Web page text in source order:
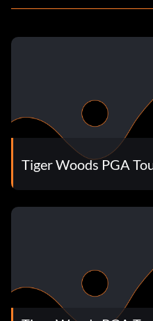
Este truco es genial sólo
el cuadro de trucos y verlo
Tiger Woods PGA